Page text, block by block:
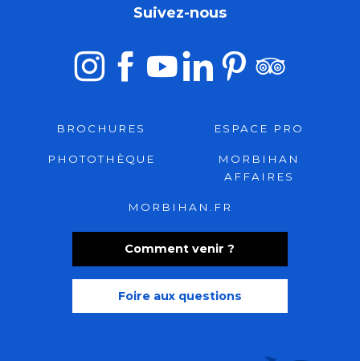
Comment venir ?
Foire aux questions
Suivez-nous
BROCHURES ESPACE PRO
PHOTOTHÈQUE
MORBIHAN
AFFAIRES
MORBIHAN.FR